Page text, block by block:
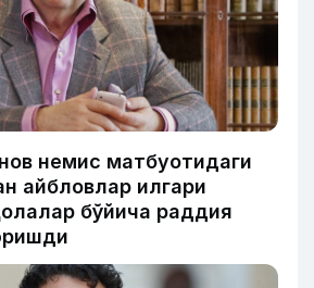
немис матбуотидаги
айбловлар илгари
бўйича раддия